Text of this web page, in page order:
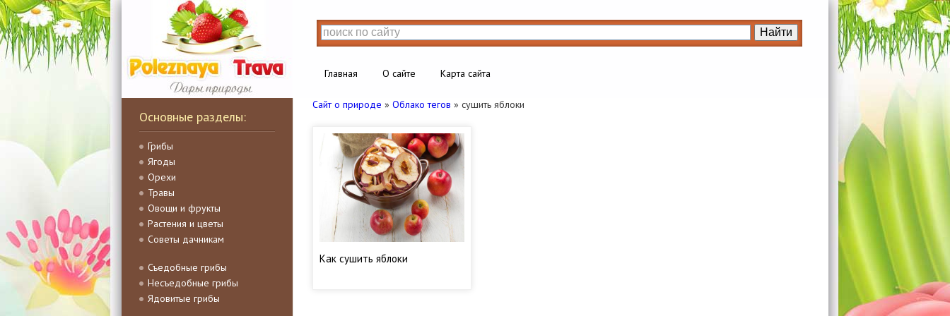
Главная О сайте Карта сайта
Основные разделы:
Грибы
Ягоды
Орехи
Травы
Овощи и фрукты
Растения и цветы
Советы дачникам
Съедобные грибы
Несъедобные грибы
Ядовитые грибы
Сайт о природе » Облако тегов » сушить яблоки
Как сушить яблоки